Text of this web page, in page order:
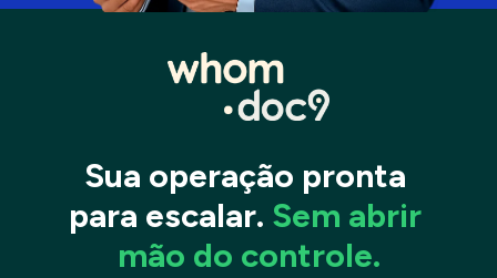
Sua operação pronta
para escalar. Sem abrir
mão do controle.